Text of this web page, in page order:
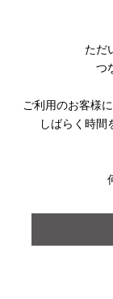
ただ
つ
ご利用のお客様
しばらく時間